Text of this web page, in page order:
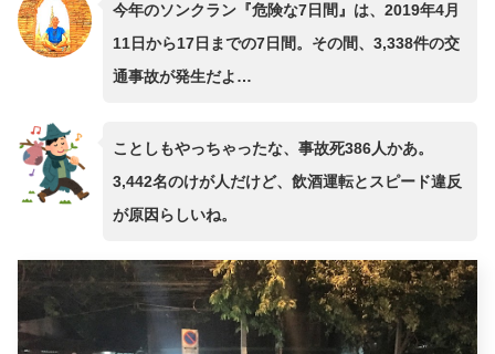
今年のソンクラン『危険な7日間』は、2019年4月
11日から17日までの7日間。その間、3,338件の交
通事故が発生だよ…
ことしもやっちゃったな、事故死386人かあ。
3,442名のけが人だけど、飲酒運転とスピード違反
が原因らしいね。